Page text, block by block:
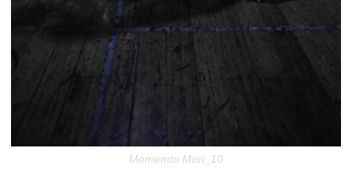
Mememto Mori_10